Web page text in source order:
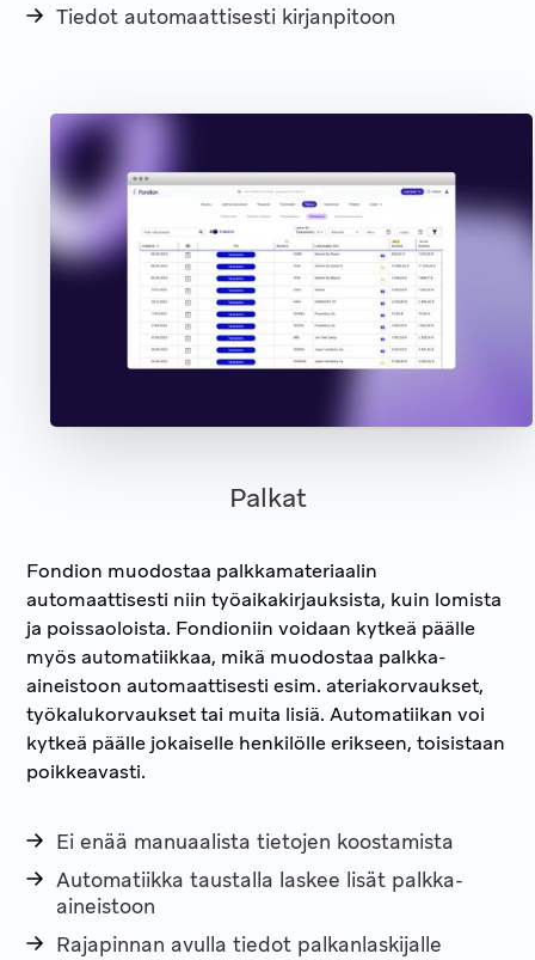
Tiedot automaattisesti kirjanpitoon
Palkat
Fondion muodostaa palkkamateriaalin
automaattisesti niin työaikakirjauksista, kuin lomista
ja poissaoloista. Fondioniin voidaan kytkeä päälle
myös automatiikkaa, mikä muodostaa palkka-
aineistoon automaattisesti esim. ateriakorvaukset,
työkalukorvaukset tai muita lisiä. Automatiikan voi
kytkeä päälle jokaiselle henkilölle erikseen, toisistaan
poikkeavasti.
Ei enää manuaalista tietojen koostamista
Automatiikka taustalla laskee lisät palkka-
aineistoon
Rajapinnan avulla tiedot palkanlaskijalle